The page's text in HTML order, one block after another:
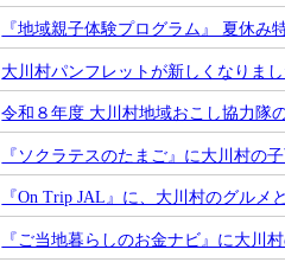
『地域親子体験プログラム』 夏休み
大川村パンフレットが新しくなりまし
令和８年度 大川村地域おこし協力隊
『ソクラテスのたまご』に大川村の
『On Trip JAL』に、大川村のグルメ
『ご当地暮らしのお金ナビ』に大川